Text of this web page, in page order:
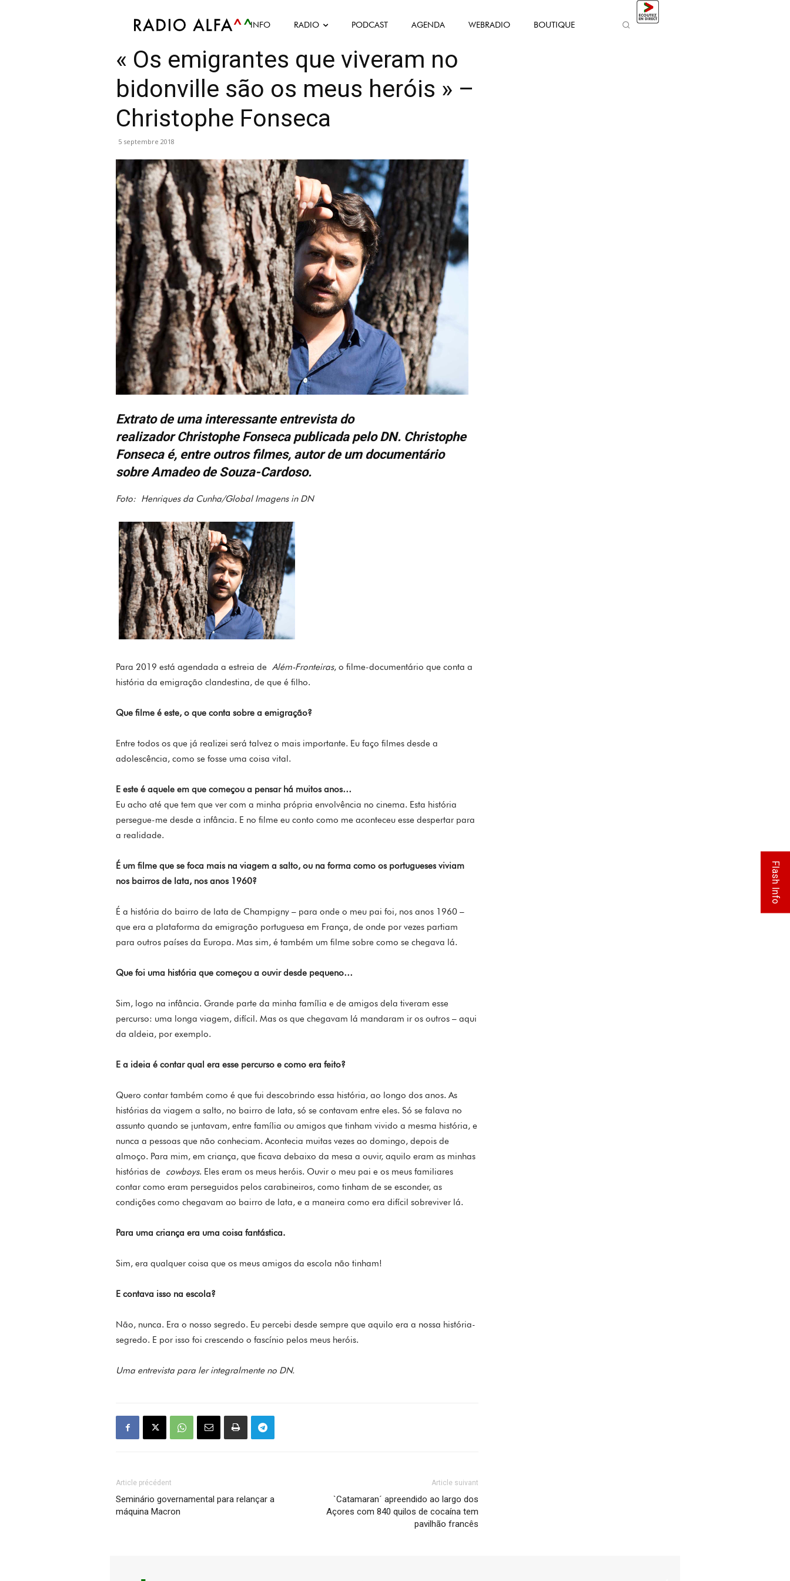
INFO RADIO PODCAST AGENDA WEBRADIO BOUTIQUE
Culture Mis en avant Politique
« Os emigrantes que viveram no
bidonville são os meus heróis » –
Christophe Fonseca
5 septembre 2018
Extrato de uma interessante entrevista do
realizador Christophe Fonseca publicada pelo DN. Christophe
Fonseca é, entre outros filmes, autor de um documentário
sobre Amadeo de Souza-Cardoso.
Foto: Henriques da Cunha/Global Imagens in DN
Para 2019 está agendada a estreia de Além-Fronteiras, o filme-documentário que conta a
história da emigração clandestina, de que é filho.
Que filme é este, o que conta sobre a emigração?
Entre todos os que já realizei será talvez o mais importante. Eu faço filmes desde a
adolescência, como se fosse uma coisa vital.
E este é aquele em que começou a pensar há muitos anos…
Eu acho até que tem que ver com a minha própria envolvência no cinema. Esta história
persegue-me desde a infância. E no filme eu conto como me aconteceu esse despertar para
a realidade.
É um filme que se foca mais na viagem a salto, ou na forma como os portugueses viviam
nos bairros de lata, nos anos 1960?
É a história do bairro de lata de Champigny – para onde o meu pai foi, nos anos 1960 –
que era a plataforma da emigração portuguesa em França, de onde por vezes partiam
para outros países da Europa. Mas sim, é também um filme sobre como se chegava lá.
Que foi uma história que começou a ouvir desde pequeno…
Sim, logo na infância. Grande parte da minha família e de amigos dela tiveram esse
percurso: uma longa viagem, difícil. Mas os que chegavam lá mandaram ir os outros – aqui
da aldeia, por exemplo.
E a ideia é contar qual era esse percurso e como era feito?
Quero contar também como é que fui descobrindo essa história, ao longo dos anos. As
histórias da viagem a salto, no bairro de lata, só se contavam entre eles. Só se falava no
assunto quando se juntavam, entre família ou amigos que tinham vivido a mesma história, e
nunca a pessoas que não conheciam. Acontecia muitas vezes ao domingo, depois de
almoço. Para mim, em criança, que ficava debaixo da mesa a ouvir, aquilo eram as minhas
histórias de cowboys. Eles eram os meus heróis. Ouvir o meu pai e os meus familiares
contar como eram perseguidos pelos carabineiros, como tinham de se esconder, as
condições como chegavam ao bairro de lata, e a maneira como era difícil sobreviver lá.
Para uma criança era uma coisa fantástica.
Sim, era qualquer coisa que os meus amigos da escola não tinham!
E contava isso na escola?
Não, nunca. Era o nosso segredo. Eu percebi desde sempre que aquilo era a nossa história-
segredo. E por isso foi crescendo o fascínio pelos meus heróis.
Uma entrevista para ler integralmente no DN.
Article précédent
Seminário governamental para relançar a
máquina Macron
Article suivant
`Catamaran´ apreendido ao largo dos
Açores com 840 quilos de cocaína tem
pavilhão francês
Flash Info